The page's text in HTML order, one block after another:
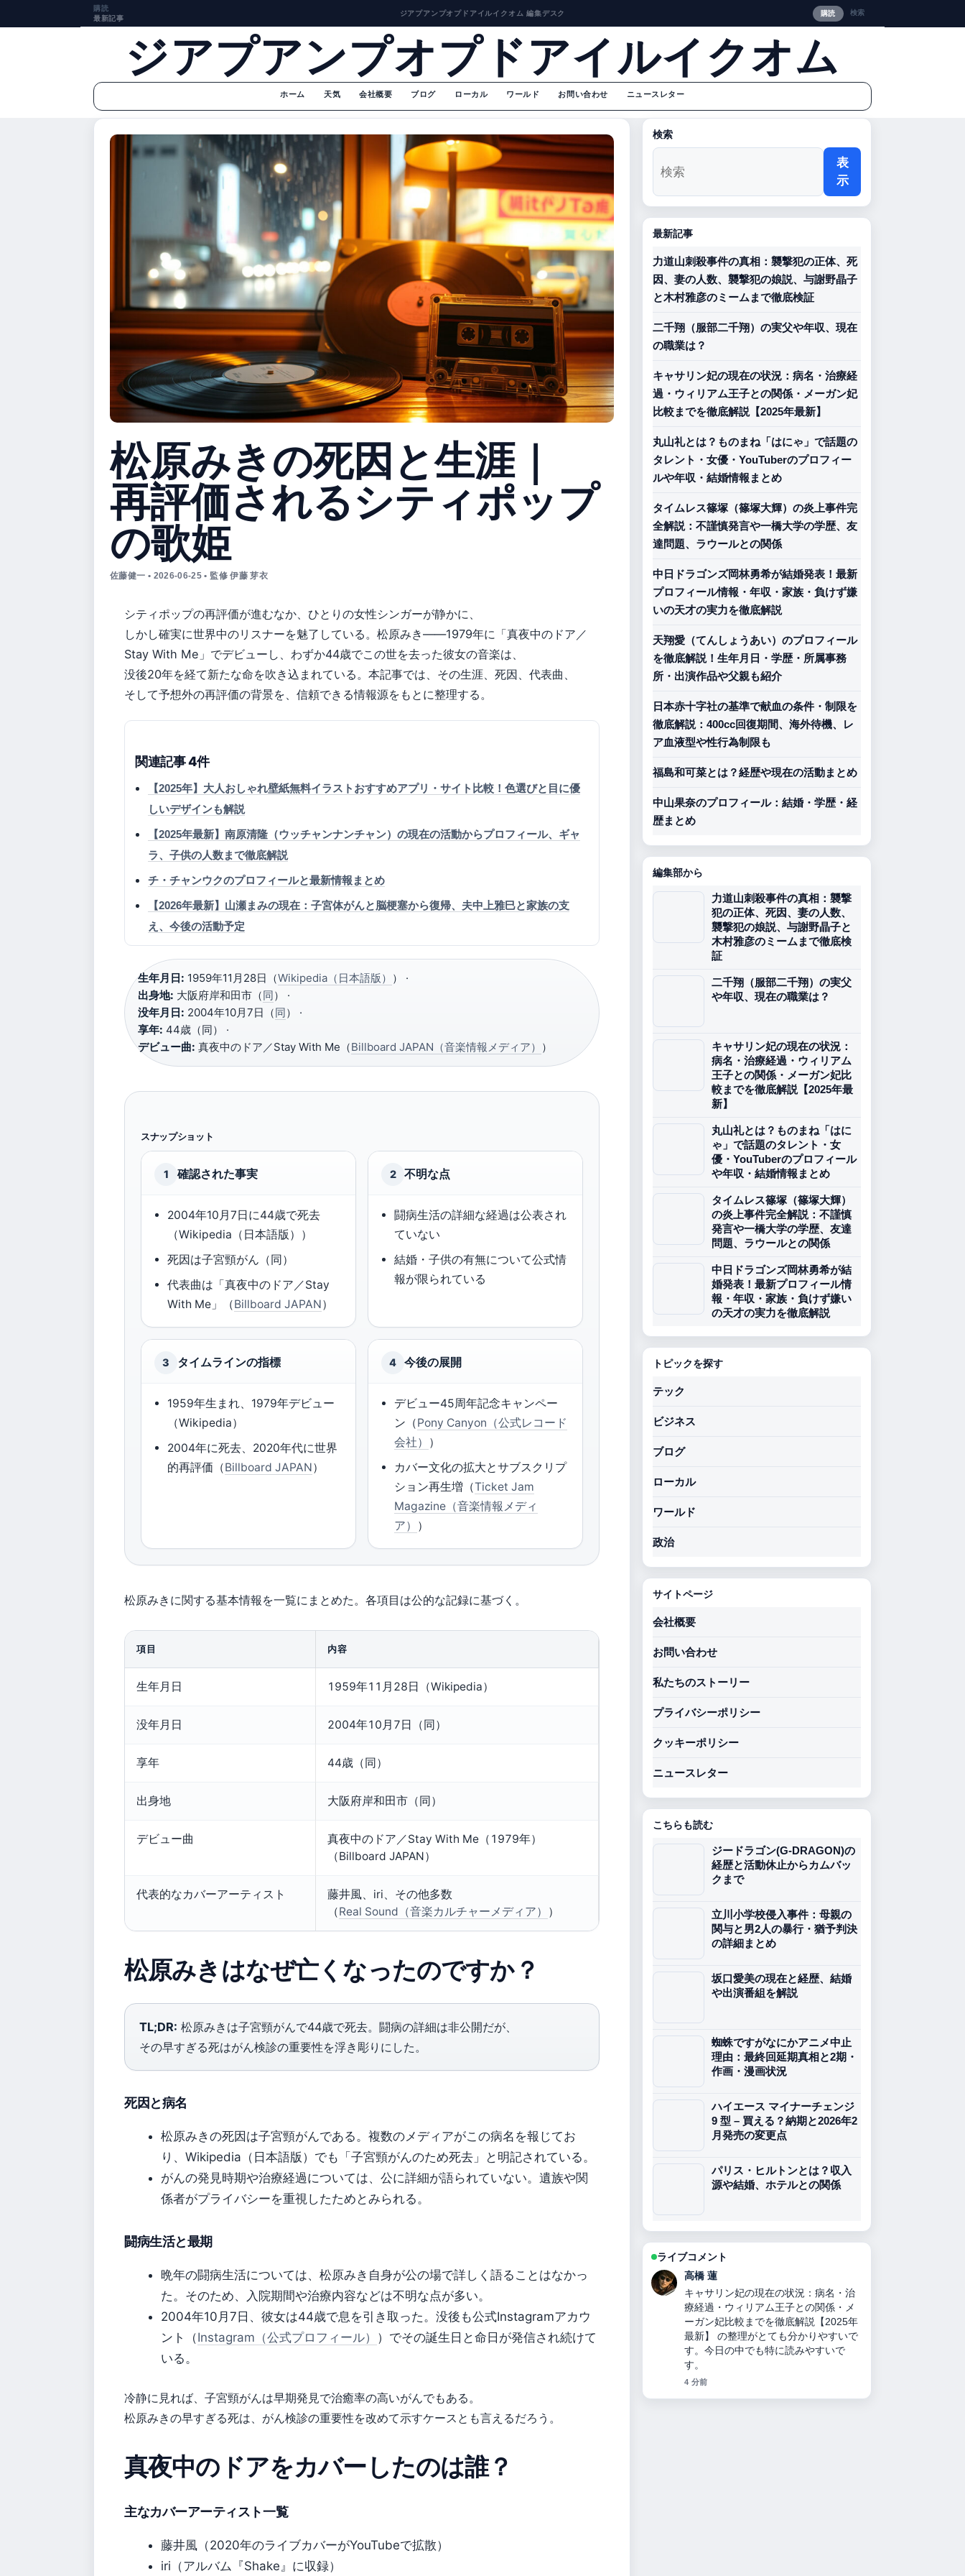
購読
最新記事
ジアプアンプオプドアイルイクオム 編集デスク 購読 検索
ジアプアンプオプドアイルイクオム
ホーム 天気 会社概要 ブログ ローカル ワールド お問い合わせ ニュースレター
松原みきの死因と生涯｜
再評価されるシティポップ
の歌姫
佐藤健一 • 2026-06-25 • 監修 伊藤 芽衣
シティポップの再評価が進むなか、ひとりの女性シンガーが静かに、
しかし確実に世界中のリスナーを魅了している。松原みき――1979年に「真夜中のドア／
Stay With Me」でデビューし、わずか44歳でこの世を去った彼女の音楽は、
没後20年を経て新たな命を吹き込まれている。本記事では、その生涯、死因、代表曲、
そして予想外の再評価の背景を、信頼できる情報源をもとに整理する。
関連記事 4件
【2025年】大人おしゃれ壁紙無料イラストおすすめアプリ・サイト比較！色選びと目に優
しいデザインも解説
【2025年最新】南原清隆（ウッチャンナンチャン）の現在の活動からプロフィール、ギャ
ラ、子供の人数まで徹底解説
チ・チャンウクのプロフィールと最新情報まとめ
【2026年最新】山瀬まみの現在：子宮体がんと脳梗塞から復帰、夫中上雅巳と家族の支
え、今後の活動予定
生年月日: 1959年11月28日（Wikipedia（日本語版） ） ·
出身地: 大阪府岸和田市（同） ·
没年月日: 2004年10月7日（同） ·
享年: 44歳（同） ·
デビュー曲: 真夜中のドア／Stay With Me（Billboard JAPAN（音楽情報メディア） ）
スナップショット
1 確認された事実
2004年10月7日に44歳で死去
（Wikipedia（日本語版））
死因は子宮頸がん（同）
代表曲は「真夜中のドア／Stay
With Me」（Billboard JAPAN）
2 不明な点
闘病生活の詳細な経過は公表され
ていない
結婚・子供の有無について公式情
報が限られている
3 タイムラインの指標
1959年生まれ、1979年デビュー
（Wikipedia）
2004年に死去、2020年代に世界
的再評価（Billboard JAPAN）
4 今後の展開
デビュー45周年記念キャンペー
ン（Pony Canyon（公式レコード
会社） ）
カバー文化の拡大とサブスクリプ
ション再生増（Ticket Jam
Magazine（音楽情報メディ
ア） ）
松原みきに関する基本情報を一覧にまとめた。各項目は公的な記録に基づく。
項目 内容
生年月日 1959年11月28日（Wikipedia）
没年月日 2004年10月7日（同）
享年 44歳（同）
出身地 大阪府岸和田市（同）
デビュー曲
真夜中のドア／Stay With Me（1979年）
（Billboard JAPAN）
代表的なカバーアーティスト
藤井風、iri、その他多数
（Real Sound（音楽カルチャーメディア） ）
松原みきはなぜ亡くなったのですか？
TL;DR: 松原みきは子宮頸がんで44歳で死去。闘病の詳細は非公開だが、
その早すぎる死はがん検診の重要性を浮き彫りにした。
死因と病名
松原みきの死因は子宮頸がんである。複数のメディアがこの病名を報じてお
り、Wikipedia（日本語版）でも「子宮頸がんのため死去」と明記されている。
がんの発見時期や治療経過については、公に詳細が語られていない。遺族や関
係者がプライバシーを重視したためとみられる。
闘病生活と最期
晩年の闘病生活については、松原みき自身が公の場で詳しく語ることはなかっ
た。そのため、入院期間や治療内容などは不明な点が多い。
2004年10月7日、彼女は44歳で息を引き取った。没後も公式Instagramアカウ
ント（Instagram（公式プロフィール） ）でその誕生日と命日が発信され続けて
いる。
冷静に見れば、子宮頸がんは早期発見で治癒率の高いがんでもある。
松原みきの早すぎる死は、がん検診の重要性を改めて示すケースとも言えるだろう。
真夜中のドアをカバーしたのは誰？
主なカバーアーティスト一覧
藤井風（2020年のライブカバーがYouTubeで拡散）
iri（アルバム『Shake』に収録）
検索
表
示
最新記事
力道山刺殺事件の真相：襲撃犯の正体、死
因、妻の人数、襲撃犯の娘説、与謝野晶子
と木村雅彦のミームまで徹底検証
二千翔（服部二千翔）の実父や年収、現在
の職業は？
キャサリン妃の現在の状況：病名・治療経
過・ウィリアム王子との関係・メーガン妃
比較までを徹底解説【2025年最新】
丸山礼とは？ものまね「はにゃ」で話題の
タレント・女優・YouTuberのプロフィー
ルや年収・結婚情報まとめ
タイムレス篠塚（篠塚大輝）の炎上事件完
全解説：不謹慎発言や一橋大学の学歴、友
達問題、ラウールとの関係
中日ドラゴンズ岡林勇希が結婚発表！最新
プロフィール情報・年収・家族・負けず嫌
いの天才の実力を徹底解説
天翔愛（てんしょうあい）のプロフィール
を徹底解説！生年月日・学歴・所属事務
所・出演作品や父親も紹介
日本赤十字社の基準で献血の条件・制限を
徹底解説：400cc回復期間、海外待機、レ
ア血液型や性行為制限も
福島和可菜とは？経歴や現在の活動まとめ
中山果奈のプロフィール：結婚・学歴・経
歴まとめ
編集部から
力道山刺殺事件の真相：襲撃
犯の正体、死因、妻の人数、
襲撃犯の娘説、与謝野晶子と
木村雅彦のミームまで徹底検
証
二千翔（服部二千翔）の実父
や年収、現在の職業は？
キャサリン妃の現在の状況：
病名・治療経過・ウィリアム
王子との関係・メーガン妃比
較までを徹底解説【2025年最
新】
丸山礼とは？ものまね「はに
ゃ」で話題のタレント・女
優・YouTuberのプロフィール
や年収・結婚情報まとめ
タイムレス篠塚（篠塚大輝）
の炎上事件完全解説：不謹慎
発言や一橋大学の学歴、友達
問題、ラウールとの関係
中日ドラゴンズ岡林勇希が結
婚発表！最新プロフィール情
報・年収・家族・負けず嫌い
の天才の実力を徹底解説
トピックを探す
テック
ビジネス
ブログ
ローカル
ワールド
政治
サイトページ
会社概要
お問い合わせ
私たちのストーリー
プライバシーポリシー
クッキーポリシー
ニュースレター
こちらも読む
ジードラゴン(G-DRAGON)の
経歴と活動休止からカムバッ
クまで
立川小学校侵入事件：母親の
関与と男2人の暴行・猶予判決
の詳細まとめ
坂口愛美の現在と経歴、結婚
や出演番組を解説
蜘蛛ですがなにかアニメ中止
理由：最終回延期真相と2期・
作画・漫画状況
ハイエース マイナーチェンジ
9 型 – 買える？納期と2026年2
月発売の変更点
パリス・ヒルトンとは？収入
源や結婚、ホテルとの関係
ライブコメント
佐藤 遥
力道山刺殺事件の真相：襲撃犯の正
体、死因、妻の人数、襲撃犯の娘説、
与謝野晶子と木村雅彦のミームまで徹
底検証 を追っていますが、この解説は
落ち着いていて信頼できます。
6 分前